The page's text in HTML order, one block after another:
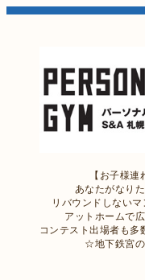
【お子様
あなたがなり
リバウンドしない
アットホームで
コンテスト出場者も多
☆地下鉄宮